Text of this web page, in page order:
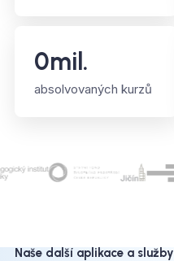
0mil.
absolvovaných kurzů
Naše další aplikace a služby